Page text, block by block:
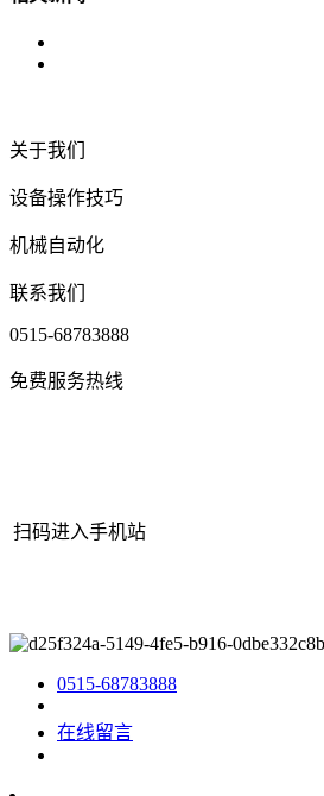
关于我们
设备操作技巧
机械自动化
联系我们
0515-68783888
免费服务热线
扫码进入手机站
0515-68783888
在线留言